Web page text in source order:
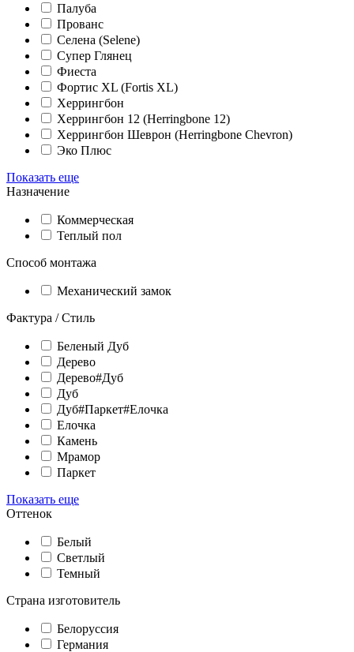
Палуба
Прованс
Селена (Selene)
Супер Глянец
Фиеста
Фортис XL (Fortis XL)
Херрингбон
Херрингбон 12 (Herringbone 12)
Херрингбон Шеврон (Herringbone Chevron)
Эко Плюс
Показать еще
Назначение
Коммерческая
Теплый пол
Способ монтажа
Механический замок
Фактура / Стиль
Беленый Дуб
Дерево
Дерево#Дуб
Дуб
Дуб#Паркет#Елочка
Елочка
Камень
Мрамор
Паркет
Показать еще
Оттенок
Белый
Светлый
Темный
Страна изготовитель
Белоруссия
Германия